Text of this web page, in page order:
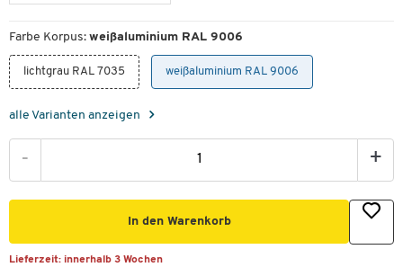
Farbe Korpus: weißaluminium RAL 9006
lichtgrau RAL 7035 weißaluminium RAL 9006
alle Varianten anzeigen
- +
In den Warenkorb
Lieferzeit: innerhalb 3 Wochen